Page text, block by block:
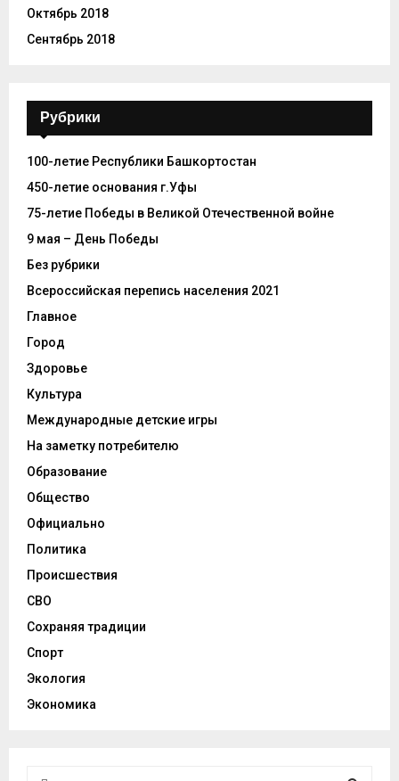
Октябрь 2018
Сентябрь 2018
Рубрики
100-летие Республики Башкортостан
450-летие основания г.Уфы
75-летие Победы в Великой Отечественной войне
9 мая – День Победы
Без рубрики
Всероссийская перепись населения 2021
Главное
Город
Здоровье
Культура
Международные детские игры
На заметку потребителю
Образование
Общество
Официально
Политика
Происшествия
СВО
Сохраняя традиции
Спорт
Экология
Экономика